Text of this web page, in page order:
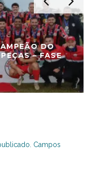
DO
– FASE
Campos